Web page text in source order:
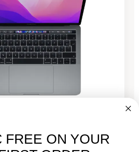
Zoll Touch Bar 2020 – Intel i5
FREE ON YOUR